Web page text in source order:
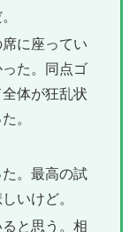
に座ってい
た。同点ゴ
体が狂乱状
。
。最高の試
いけど。
と思う。相